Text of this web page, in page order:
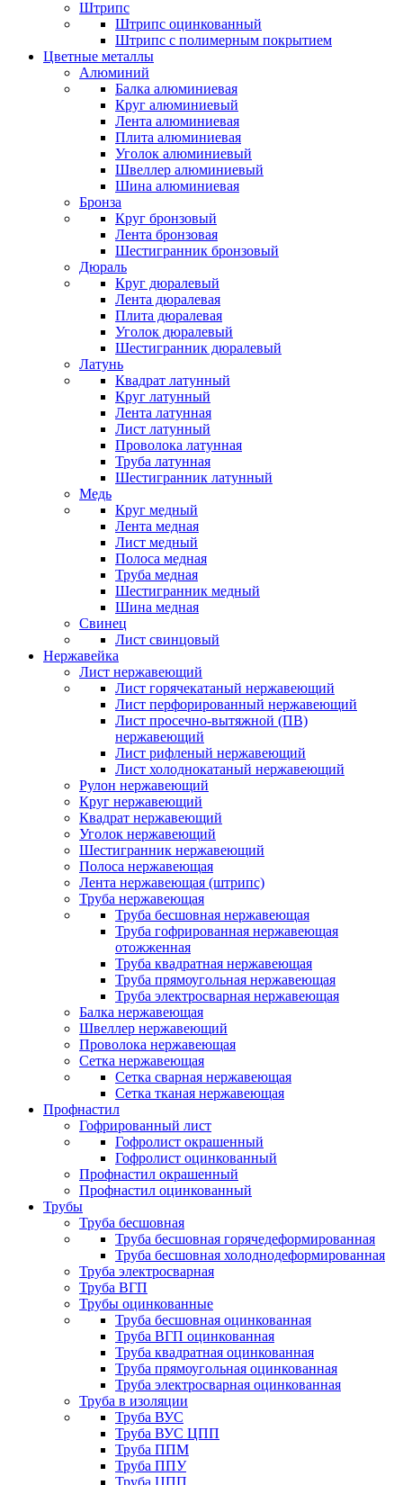
Штрипс
Штрипс оцинкованный
Штрипс с полимерным покрытием
Цветные металлы
Алюминий
Балка алюминиевая
Круг алюминиевый
Лента алюминиевая
Плита алюминиевая
Уголок алюминиевый
Швеллер алюминиевый
Шина алюминиевая
Бронза
Круг бронзовый
Лента бронзовая
Шестигранник бронзовый
Дюраль
Круг дюралевый
Лента дюралевая
Плита дюралевая
Уголок дюралевый
Шестигранник дюралевый
Латунь
Квадрат латунный
Круг латунный
Лента латунная
Лист латунный
Проволока латунная
Труба латунная
Шестигранник латунный
Медь
Круг медный
Лента медная
Лист медный
Полоса медная
Труба медная
Шестигранник медный
Шина медная
Свинец
Лист свинцовый
Нержавейка
Лист нержавеющий
Лист горячекатаный нержавеющий
Лист перфорированный нержавеющий
Лист просечно-вытяжной (ПВ)
нержавеющий
Лист рифленый нержавеющий
Лист холоднокатаный нержавеющий
Рулон нержавеющий
Круг нержавеющий
Квадрат нержавеющий
Уголок нержавеющий
Шестигранник нержавеющий
Полоса нержавеющая
Лента нержавеющая (штрипс)
Труба нержавеющая
Труба бесшовная нержавеющая
Труба гофрированная нержавеющая
отожженная
Труба квадратная нержавеющая
Труба прямоугольная нержавеющая
Труба электросварная нержавеющая
Балка нержавеющая
Швеллер нержавеющий
Проволока нержавеющая
Сетка нержавеющая
Сетка сварная нержавеющая
Сетка тканая нержавеющая
Профнастил
Гофрированный лист
Гофролист окрашенный
Гофролист оцинкованный
Профнастил окрашенный
Профнастил оцинкованный
Трубы
Труба бесшовная
Труба бесшовная горячедеформированная
Труба бесшовная холоднодеформированная
Труба электросварная
Труба ВГП
Трубы оцинкованные
Труба бесшовная оцинкованная
Труба ВГП оцинкованная
Труба квадратная оцинкованная
Труба прямоугольная оцинкованная
Труба электросварная оцинкованная
Труба в изоляции
Труба ВУС
Труба ВУС ЦПП
Труба ППМ
Труба ППУ
Труба ЦПП